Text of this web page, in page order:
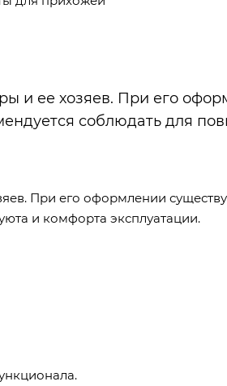
и ее хозяев. При его
соблюдать для
При его оформлении
и комфорта эксплуатации.